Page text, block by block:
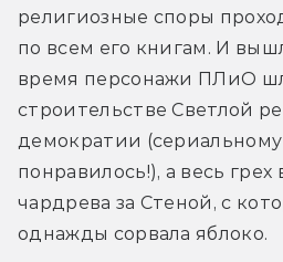
религиозные споры
по всем его книгам. И
время персонажи ПЛиО
строительстве Светлой
демократии
понравилось!), а весь
чардрева за Стеной, с
однажды сорвала яблоко.